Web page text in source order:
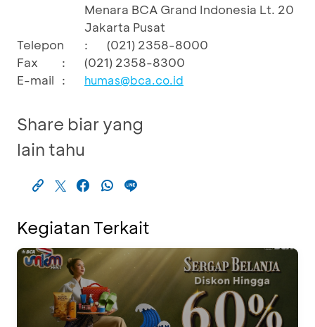
Menara BCA Grand Indonesia Lt. 20
Jakarta Pusat
Telepon
:
(021) 2358-8000
Fax
:
(021) 2358-8300
E-mail : humas@bca.co.id
Share biar yang
lain tahu
Kegiatan Terkait